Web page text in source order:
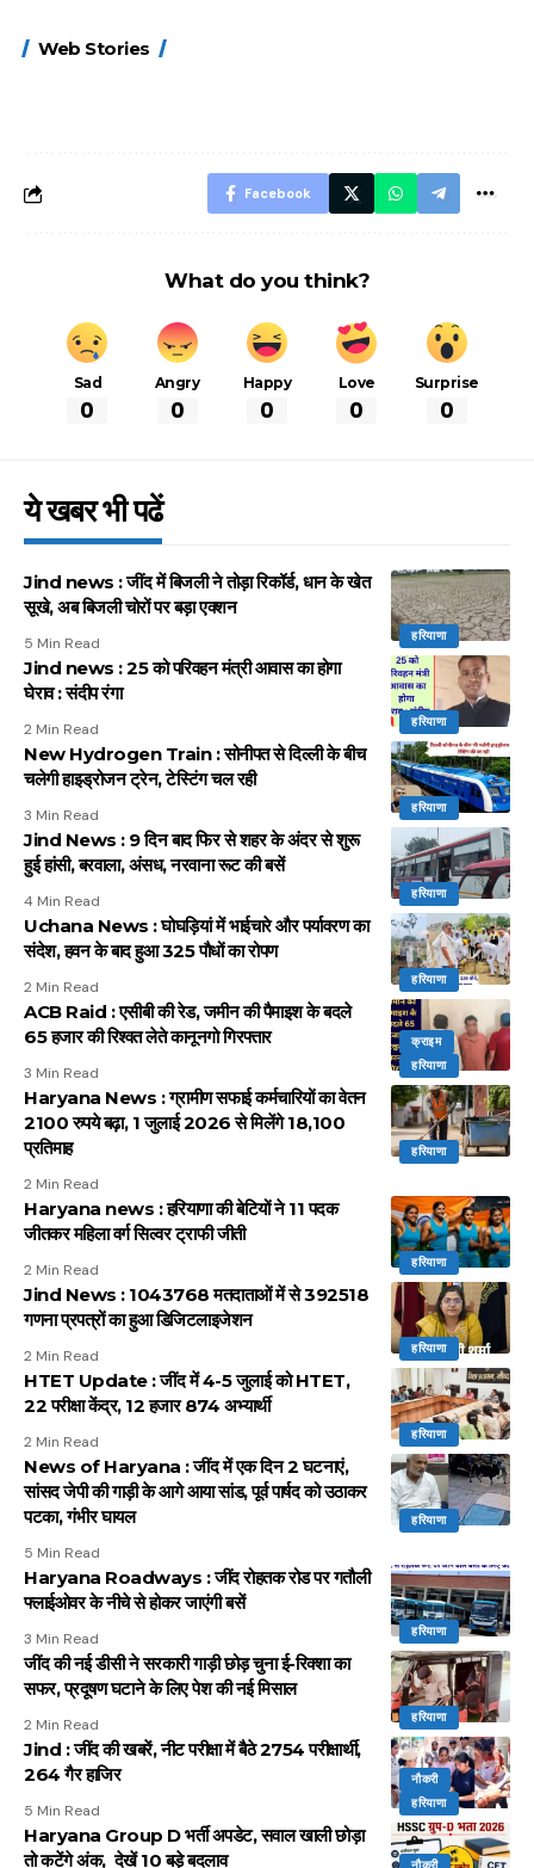
Web Stories
FASTag के ये नए
Facebook
What do you think?
Sad
0
Angry
0
Happy
0
Love
0
Surprise
0
ये खबर भी पढें
हरियाणा
Jind news : जींद में बिजली ने तोड़ा रिकॉर्ड, धान के खेत
सूखे, अब बिजली चोरों पर बड़ा एक्शन
5 Min Read
हरियाणा
Jind news : 25 को परिवहन मंत्री आवास का होगा
घेराव : संदीप रंगा
2 Min Read
हरियाणा
New Hydrogen Train : सोनीपत से दिल्ली के बीच
चलेगी हाइड्रोजन ट्रेन, टेस्टिंग चल रही
3 Min Read
हरियाणा
Jind News : 9 दिन बाद फिर से शहर के अंदर से शुरू
हुई हांसी, बरवाला, अंसध, नरवाना रूट की बसें
4 Min Read
हरियाणा
Uchana News : घोघड़ियां में भाईचारे और पर्यावरण का
संदेश, हवन के बाद हुआ 325 पौधों का रोपण
2 Min Read
क्राइम
हरियाणा
ACB Raid : एसीबी की रेड, जमीन की पैमाइश के बदले
65 हजार की रिश्वत लेते कानूनगो गिरफ्तार
3 Min Read
हरियाणा
Haryana News : ग्रामीण सफाई कर्मचारियों का वेतन
2100 रुपये बढ़ा, 1 जुलाई 2026 से मिलेंगे 18,100
प्रतिमाह
2 Min Read
हरियाणा
Haryana news : हरियाणा की बेटियों ने 11 पदक
जीतकर महिला वर्ग सिल्वर ट्राफी जीती
2 Min Read
हरियाणा
Jind News : 1043768 मतदाताओं में से 392518
गणना प्रपत्रों का हुआ डिजिटलाइजेशन
2 Min Read
हरियाणा
HTET Update : जींद में 4-5 जुलाई को HTET,
22 परीक्षा केंद्र, 12 हजार 874 अभ्यार्थी
2 Min Read
हरियाणा
News of Haryana : जींद में एक दिन 2 घटनाएं,
सांसद जेपी की गाड़ी के आगे आया सांड, पूर्व पार्षद को उठाकर
पटका, गंभीर घायल
5 Min Read
हरियाणा
Haryana Roadways : जींद रोहतक रोड पर गतौली
फ्लाईओवर के नीचे से होकर जाएंगी बसें
3 Min Read
हरियाणा
जींद की नई डीसी ने सरकारी गाड़ी छोड़ चुना ई-रिक्शा का
सफर, प्रदूषण घटाने के लिए पेश की नई मिसाल
2 Min Read
नौकरी
हरियाणा
Jind : जींद की खबरें, नीट परीक्षा में बैठे 2754 परीक्षार्थी,
264 गैर हाजिर
5 Min Read
नौकरी
Haryana Group D भर्ती अपडेट, सवाल खाली छोड़ा
तो कटेंगे अंक, देखें 10 बड़े बदलाव